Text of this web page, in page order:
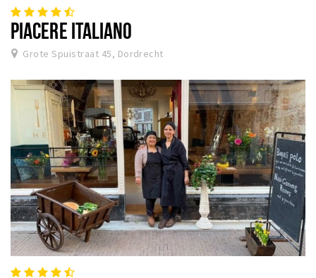
PIACERE ITALIANO
Grote Spuistraat 45, Dordrecht